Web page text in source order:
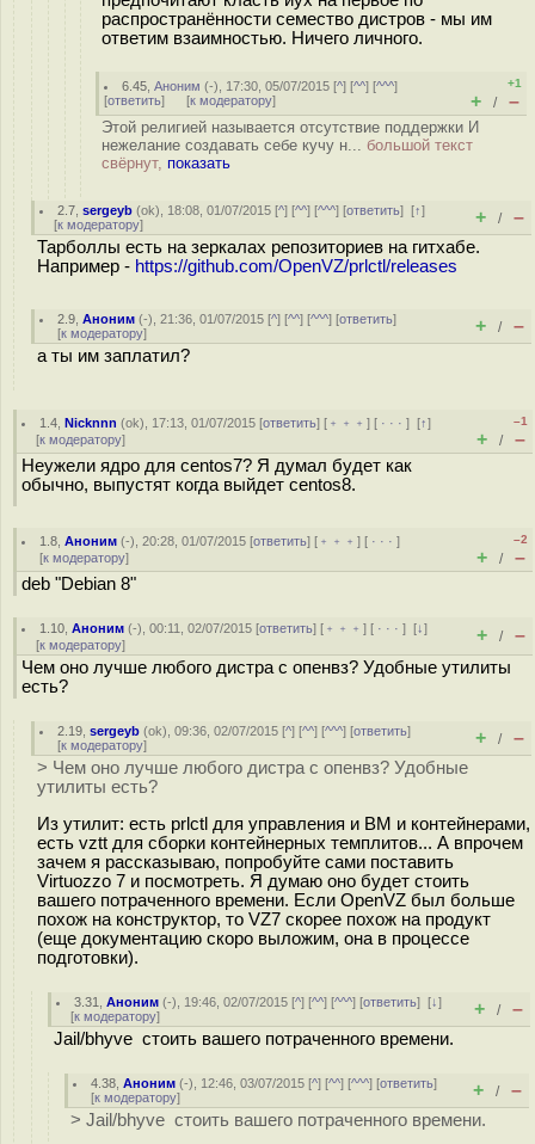
распространённости семество дистров - мы им
ответим взаимностью. Ничего личного.
6.45 ,Аноним (-), 17:30, 05/07/2015 [^] [^^] [^^^]
[ответить] [к модератору]
+1
+ / –
Этой религией называется отсутствие поддержки И
нежелание создавать себе кучу н... большой текст
свёрнут, показать
2.7 ,sergeyb (ok), 18:08, 01/07/2015 [^] [^^] [^^^] [ответить][↑]
[к модератору] + / –
Тарболлы есть на зеркалах репозиториев на гитхабе.
Например - https://github.com/OpenVZ/prlctl/releases
2.9 ,Аноним (-), 21:36, 01/07/2015 [^] [^^] [^^^] [ответить]
[к модератору] + / –
а ты им заплатил?
1.4 ,Nicknnn (ok), 17:13, 01/07/2015 [ответить] [ ﹢﹢﹢] [ · · ·][↑]
[к модератору]
–1
+ / –
Неужели ядро для centos7? Я думал будет как
обычно, выпустят когда выйдет centos8.
1.8 ,Аноним (-), 20:28, 01/07/2015 [ответить] [ ﹢﹢﹢] [ · · ·]
[к модератору]
–2
+ / –
deb "Debian 8"
1.10 ,Аноним (-), 00:11, 02/07/2015 [ответить] [ ﹢﹢﹢] [ · · ·][↓]
[к модератору] + / –
Чем оно лучше любого дистра с опенвз? Удобные утилиты
есть?
2.19 ,sergeyb (ok), 09:36, 02/07/2015 [^] [^^] [^^^] [ответить]
[к модератору] + / –
> Чем оно лучше любого дистра с опенвз? Удобные
утилиты есть?
Из утилит: есть prlctl для управления и ВМ и контейнерами,
есть vztt для сборки контейнерных темплитов... А впрочем
зачем я рассказываю, попробуйте сами поставить
Virtuozzo 7 и посмотреть. Я думаю оно будет стоить
вашего потраченного времени. Если OpenVZ был больше
похож на конструктор, то VZ7 скорее похож на продукт
(еще документацию скоро выложим, она в процессе
подготовки).
3.31 ,Аноним (-), 19:46, 02/07/2015 [^] [^^] [^^^] [ответить][↓]
[к модератору] + / –
Jail/bhyve стоить вашего потраченного времени.
4.38 ,Аноним (-), 12:46, 03/07/2015 [^] [^^] [^^^] [ответить]
[к модератору] + / –
> Jail/bhyve стоить вашего потраченного времени.